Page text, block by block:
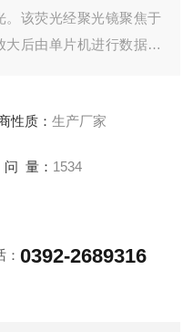
。该荧光经聚光镜聚焦于
后由单片机进行数据处
检验等部门。
性质： 生产厂家
量： 1534
：0392-2689316